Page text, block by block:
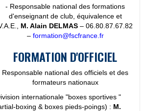
- Responsable national des formations
d'enseignant de club, équivalence et
M. Alain DELMAS – 06.80.87.67.82
– formation@fscfrance.fr
FORMATION D'OFFICIEL
Responsable national des officiels et des
formateurs nationaux
internationale "boxes sportives "
boxing & boxes pieds-poings) : M.